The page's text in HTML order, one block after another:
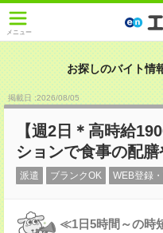
メニュー
お探しのバイト情
掲載日 :2026/08/05
【週2日＊高時給
ションで食事の配
派遣 ブランクOK WEB登録
≪1日5時間～の時